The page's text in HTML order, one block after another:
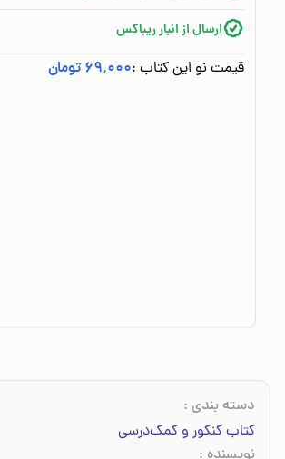
ارسال از انبار ریباکس
قیمت نو این کتاب :۶۹٬۰۰۰ تومان
دسته بندی :
کتاب کنکور و کمک‌درسی